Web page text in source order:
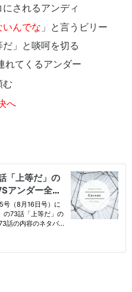
されるアンディ
いんでな 」と言うビリー
」と啖呵を切る
れてくるアンダー
む
へ